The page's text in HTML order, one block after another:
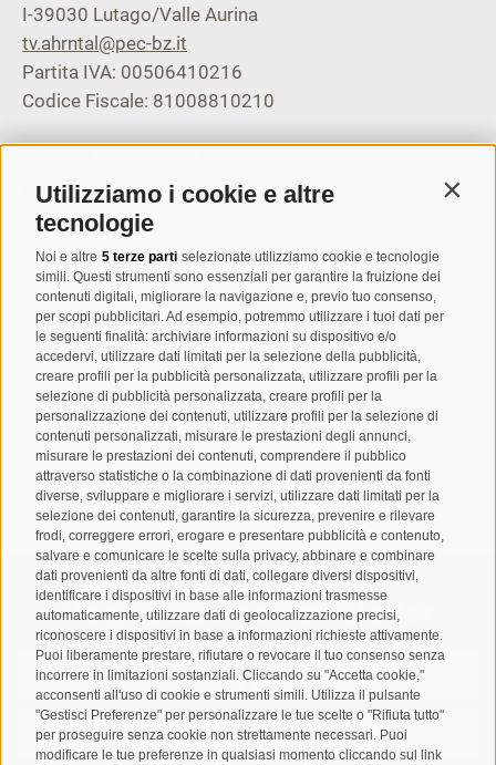
Utilizziamo i cookie e altre
tecnologie
Noi e altre 5 terze parti selezionate utilizziamo cookie e tecnologie
simili. Questi strumenti sono essenziali per garantire la fruizione dei
contenuti digitali, migliorare la navigazione e, previo tuo consenso,
per scopi pubblicitari. Ad esempio, potremmo utilizzare i tuoi dati per
le seguenti finalità: archiviare informazioni su dispositivo e/o
accedervi, utilizzare dati limitati per la selezione della pubblicità,
creare profili per la pubblicità personalizzata, utilizzare profili per la
selezione di pubblicità personalizzata, creare profili per la
personalizzazione dei contenuti, utilizzare profili per la selezione di
contenuti personalizzati, misurare le prestazioni degli annunci,
misurare le prestazioni dei contenuti, comprendere il pubblico
attraverso statistiche o la combinazione di dati provenienti da fonti
diverse, sviluppare e migliorare i servizi, utilizzare dati limitati per la
selezione dei contenuti, garantire la sicurezza, prevenire e rilevare
frodi, correggere errori, erogare e presentare pubblicità e contenuto,
salvare e comunicare le scelte sulla privacy, abbinare e combinare
dati provenienti da altre fonti di dati, collegare diversi dispositivi,
identificare i dispositivi in base alle informazioni trasmesse
automaticamente, utilizzare dati di geolocalizzazione precisi,
riconoscere i dispositivi in base a informazioni richieste attivamente.
Puoi liberamente prestare, rifiutare o revocare il tuo consenso senza
incorrere in limitazioni sostanziali. Cliccando su "Accetta cookie,"
acconsenti all'uso di cookie e strumenti simili. Utilizza il pulsante
"Gestisci Preferenze" per personalizzare le tue scelte o "Rifiuta tutto"
per proseguire senza cookie non strettamente necessari. Puoi
modificare le tue preferenze in qualsiasi momento cliccando sul link
I-39030 Lutago/Valle Aurina
tv.ahrntal@pec-bz.it
Partita IVA: 00506410216
Codice Fiscale: 81008810210
info@ahrntal.it
Associazione Turistica
Campo Tures
Via Josef Jungmann 8
I-39032 Campo Tures
Partita IVA: 00518320213
T+39 0474 678076
info@taufers.com
Registrazione Newsletter